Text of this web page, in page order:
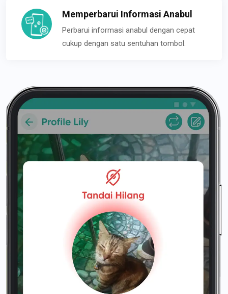
Memperbarui Informasi Anabul
Perbarui informasi anabul dengan cepat
cukup dengan satu sentuhan tombol.